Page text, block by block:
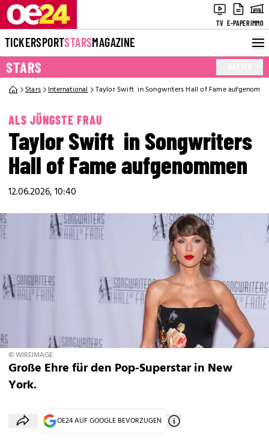
TV E-PAPERIMMO
TICKERSPORTSTARSMAGAZINE
STARS
Stars International Taylor Swift in Songwriters Hall of Fame
ALS JÜNGSTE FRAU
Taylor Swift in Songwriters
Hall of Fame aufgenommen
12.06.2026, 10:40
© WIREIMAGE
Große Ehre für den Pop-Superstar in New
York.
OE24 AUF GOOGLE BEVORZUGEN